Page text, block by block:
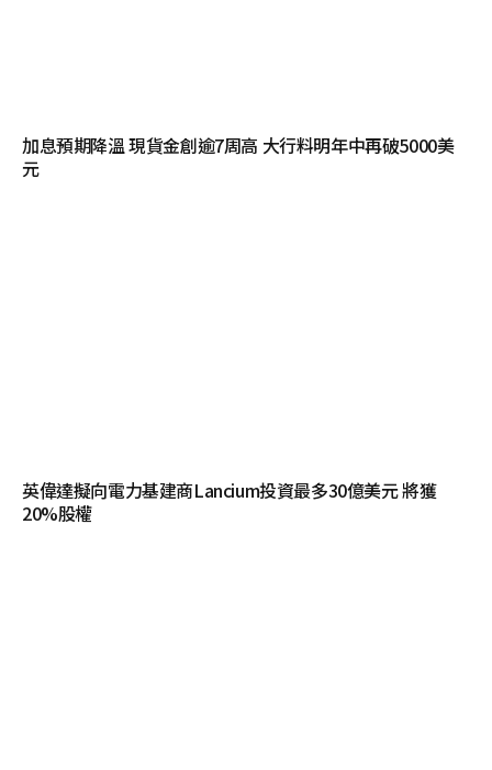
加息預期降溫 現貨金創逾7周高 大行料明年中再破5000美
元
英偉達擬向電力基建商Lancium投資最多30億美元 將獲
20%股權